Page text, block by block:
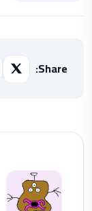
Share: